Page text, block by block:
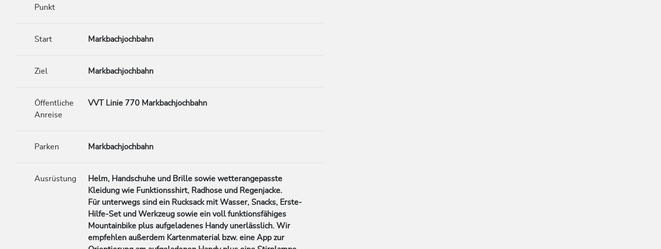
Punkt
Start Markbachjochbahn
Ziel Markbachjochbahn
Öffentliche
Anreise
VVT Linie 770 Markbachjochbahn
Parken Markbachjochbahn
Ausrüstung
Helm, Handschuhe und Brille sowie wetterangepasste
Kleidung wie Funktionsshirt, Radhose und Regenjacke.
Für unterwegs sind ein Rucksack mit Wasser, Snacks, Erste-
Hilfe-Set und Werkzeug sowie ein voll funktionsfähiges
Mountainbike plus aufgeladenes Handy unerlässlich. Wir
empfehlen außerdem Kartenmaterial bzw. eine App zur